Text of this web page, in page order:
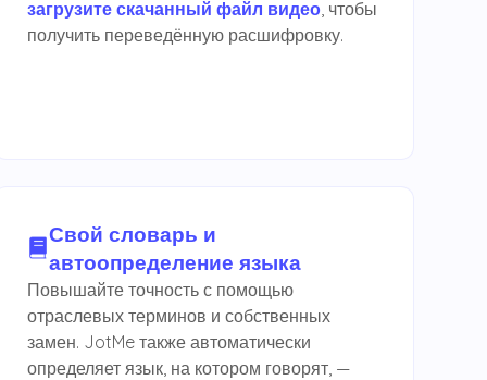
загрузите скачанный файл видео, чтобы
получить переведённую расшифровку.
Свой словарь и
автоопределение языка
Повышайте точность с помощью
отраслевых терминов и собственных
замен. JotMe также автоматически
определяет язык, на котором говорят, —